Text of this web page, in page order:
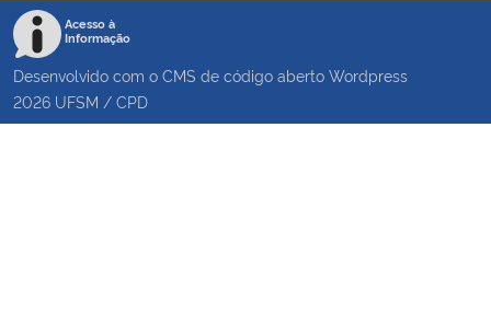
Acesso à
Informação
Desenvolvido com o CMS de código aberto Wordpress
2026 UFSM / CPD